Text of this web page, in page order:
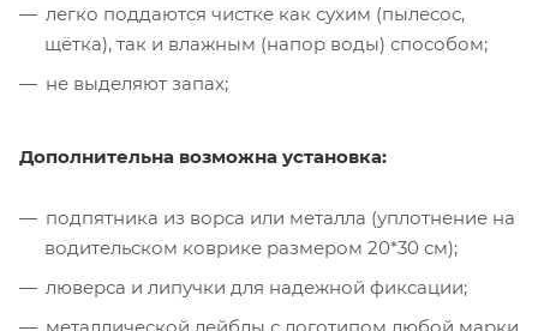
легко поддаются чистке как сухим (пылесос,
щётка), так и влажным (напор воды) способом;
не выделяют запах;
Дополнительна возможна установка:
подпятника из ворса или металла (уплотнение на
водительском коврике размером 20*30 см);
люверса и липучки для надежной фиксации;